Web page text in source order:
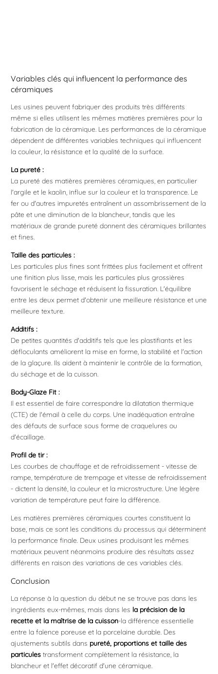
Variables clés qui influencent la performance des
céramiques
Les usines peuvent fabriquer des produits très différents
même si elles utilisent les mêmes matières premières pour la
fabrication de la céramique. Les performances de la céramique
dépendent de différentes variables techniques qui influencent
la couleur, la résistance et la qualité de la surface.
La pureté :
La pureté des matières premières céramiques, en particulier
l'argile et le kaolin, influe sur la couleur et la transparence. Le
fer ou d'autres impuretés entraînent un assombrissement de la
pâte et une diminution de la blancheur, tandis que les
matériaux de grande pureté donnent des céramiques brillantes
et fines.
Taille des particules :
Les particules plus fines sont frittées plus facilement et offrent
une finition plus lisse, mais les particules plus grossières
favorisent le séchage et réduisent la fissuration. L'équilibre
entre les deux permet d'obtenir une meilleure résistance et une
meilleure texture.
Additifs :
De petites quantités d'additifs tels que les plastifiants et les
défloculants améliorent la mise en forme, la stabilité et l'action
de la glaçure. Ils aident à maintenir le contrôle de la formation,
du séchage et de la cuisson.
Body-Glaze Fit :
Il est essentiel de faire correspondre la dilatation thermique
(CTE) de l'émail à celle du corps. Une inadéquation entraîne
des défauts de surface sous forme de craquelures ou
d'écaillage.
Profil de tir :
Les courbes de chauffage et de refroidissement - vitesse de
rampe, température de trempage et vitesse de refroidissement
- dictent la densité, la couleur et la microstructure. Une légère
variation de température peut faire la différence.
Les matières premières céramiques courtes constituent la
base, mais ce sont les conditions du processus qui déterminent
la performance finale. Deux usines produisant les mêmes
matériaux peuvent néanmoins produire des résultats assez
différents en raison des variations de ces variables clés.
Conclusion
La réponse à la question du début ne se trouve pas dans les
ingrédients eux-mêmes, mais dans les la précision de la
recette et la maîtrise de la cuisson-la différence essentielle
entre la faïence poreuse et la porcelaine durable. Des
ajustements subtils dans pureté, proportions et taille des
particules transforment complètement la résistance, la
blancheur et l'effet décoratif d'une céramique.